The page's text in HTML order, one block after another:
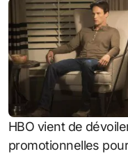
HBO vient de
promotionnelles